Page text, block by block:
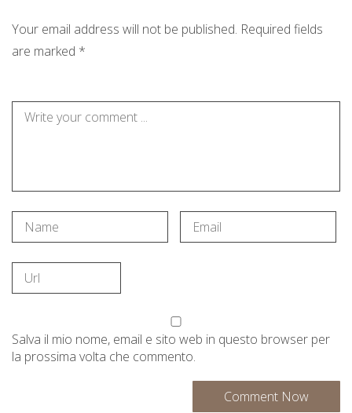
Your email address will not be published. Required fields
are marked *
Salva il mio nome, email e sito web in questo browser per
la prossima volta che commento.